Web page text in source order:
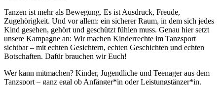
Tanzen ist mehr als Bewegung. Es ist Ausdruck, Freude,
Zugehörigkeit. Und vor allem: ein sicherer Raum, in dem sich jedes
Kind gesehen, gehört und geschützt fühlen muss. Genau hier setzt
unsere Kampagne an: Wir machen Kinderrechte im Tanzsport
sichtbar – mit echten Gesichtern, echten Geschichten und echten
Botschaften. Dafür brauchen wir Euch!
Wer kann mitmachen? Kinder, Jugendliche und Teenager aus dem
Tanzsport – ganz egal ob Anfänger*in oder Leistungstänzer*in.